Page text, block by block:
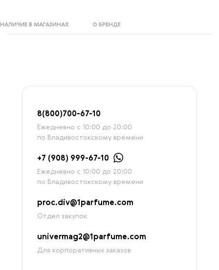
НАЛИЧИЕ В МАГАЗИНАХ О БРЕНДЕ
8(800)700-67-10
Ежедневно с 10:00 до 20:00
по Владивостокскому времени
+7 (908) 999-67-10
Ежедневно с 10:00 до 20:00
по Владивостокскому времени
proc.div@1parfume.com
Отдел закупок
univermag2@1parfume.com
Для корпоративных заказов